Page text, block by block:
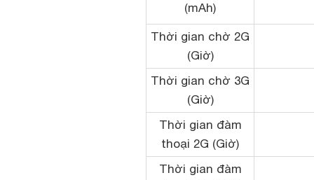
(mAh)
Thời gian chờ 2G
(Giờ)
Thời gian chờ 3G
(Giờ)
Thời gian đàm
thoại 2G (Giờ)
Thời gian đàm